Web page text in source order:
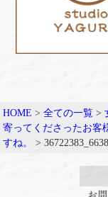
HOME >全ての一覧 >
寄ってくださったお客
すね。
>